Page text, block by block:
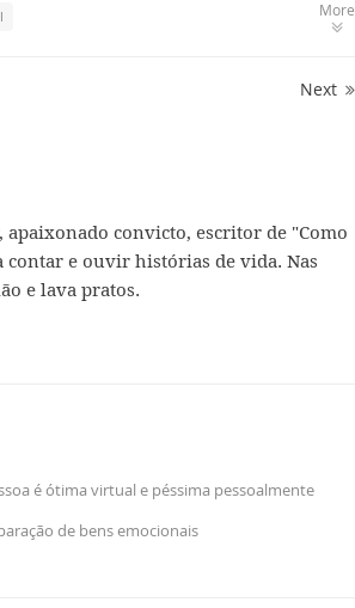
More
Next
convicto, escritor de "Como
e ouvir histórias de vida. Nas
e lava pratos.
é ótima virtual e péssima pessoalmente
de bens emocionais